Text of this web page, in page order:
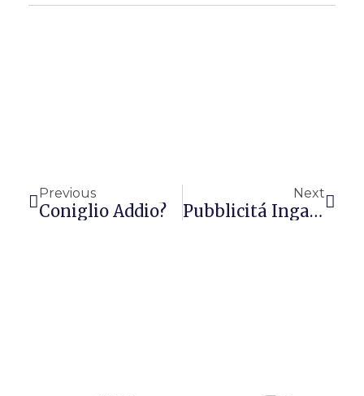
Previous
Coniglio Addio?
Next
Pubblicitá Ingannevole?